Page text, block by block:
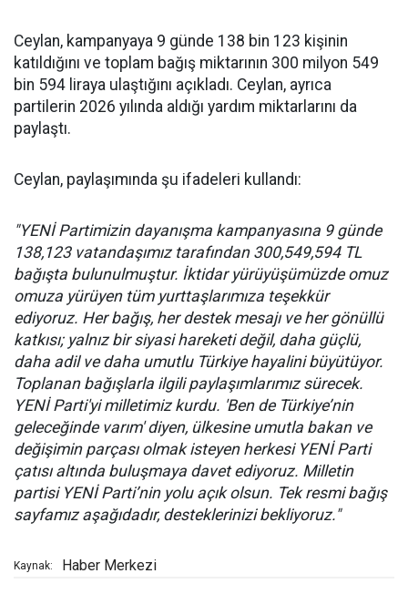
Ceylan, kampanyaya 9 günde 138 bin 123 kişinin
katıldığını ve toplam bağış miktarının 300 milyon 549
bin 594 liraya ulaştığını açıkladı. Ceylan, ayrıca
partilerin 2026 yılında aldığı yardım miktarlarını da
paylaştı.
Ceylan, paylaşımında şu ifadeleri kullandı:
"YENİ Partimizin dayanışma kampanyasına 9 günde
138,123 vatandaşımız tarafından 300,549,594 TL
bağışta bulunulmuştur. İktidar yürüyüşümüzde omuz
omuza yürüyen tüm yurttaşlarımıza teşekkür
ediyoruz. Her bağış, her destek mesajı ve her gönüllü
katkısı; yalnız bir siyasi hareketi değil, daha güçlü,
daha adil ve daha umutlu Türkiye hayalini büyütüyor.
Toplanan bağışlarla ilgili paylaşımlarımız sürecek.
YENİ Parti'yi milletimiz kurdu. 'Ben de Türkiye’nin
geleceğinde varım' diyen, ülkesine umutla bakan ve
değişimin parçası olmak isteyen herkesi YENİ Parti
çatısı altında buluşmaya davet ediyoruz. Milletin
partisi YENİ Parti’nin yolu açık olsun. Tek resmi bağış
sayfamız aşağıdadır, desteklerinizi bekliyoruz."
Kaynak: Haber Merkezi